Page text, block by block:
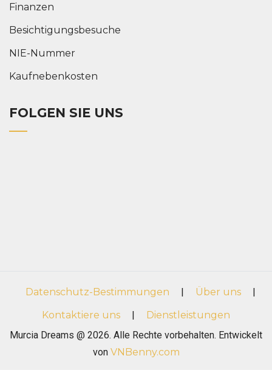
Finanzen
Besichtigungsbesuche
NIE-Nummer
Kaufnebenkosten
FOLGEN SIE UNS
Datenschutz-Bestimmungen | Über uns
|
Kontaktiere uns
|
Dienstleistungen
Murcia Dreams @ 2026. Alle Rechte vorbehalten. Entwickelt
von VNBenny.com